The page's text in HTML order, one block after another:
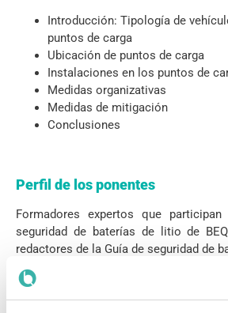
Introducción: Tipología de
puntos de carga
Ubicación de puntos de carga
Instalaciones en los puntos de
Medidas organizativas
Medidas de mitigación
Conclusiones
Perfil de los ponentes
Formadores expertos que
seguridad de baterías de litio de
redactores de la Guía de seguridad de